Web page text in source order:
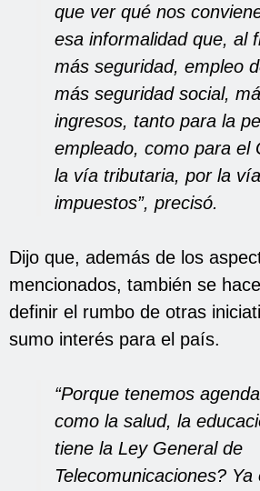
que ver qué nos
esa informalidad que, al
más seguridad, empleo
más seguridad social,
ingresos, tanto para la
empleado, como para el
la vía tributaria, por la
impuestos”, precisó.
Dijo que, además de los
mencionados, también se
definir el rumbo de otras
sumo interés para el país.
“Porque tenemos
como la salud, la
tiene la Ley General de
Telecomunicaciones? Ya